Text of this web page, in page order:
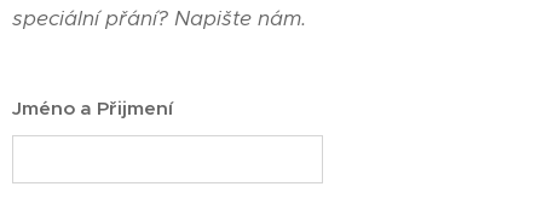
speciální přání? Napište nám.
Jméno a Přijmení